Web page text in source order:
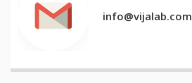
info@vijalab.com